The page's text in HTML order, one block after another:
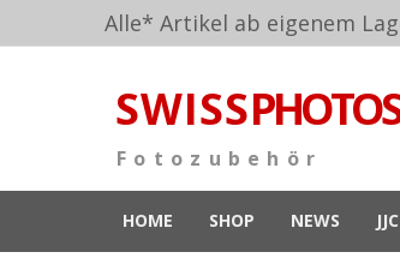
Alle* Artikel ab eigenem
S W I S S
F o t o z u b e h ö r
HOME SHOP NEWS JJC